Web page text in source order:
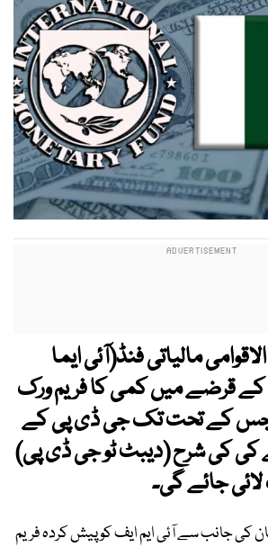
مالیاتی فنڈ(آئی ایما
قرضے میں کمی کا فریم ورک
جس کے تحت تک جی ڈی پی کے
کی شرح (دیبٹ ٹو جی ڈی پی)
کی جانب سے آئی ایم ایف کو پیش کردہ فریم